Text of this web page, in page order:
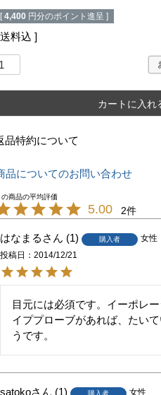
[ 4,400 円分のポイント進呈 ]
送料込
カートに入れ
品特約について
品についてのお問い合わせ
5.00 2
はなまる 1 購入者
女性
投稿日
2014/12/21
目元には必須です。イーポレ
イププローブがあれば、たい
うです。
satoko 1 購入者
女性